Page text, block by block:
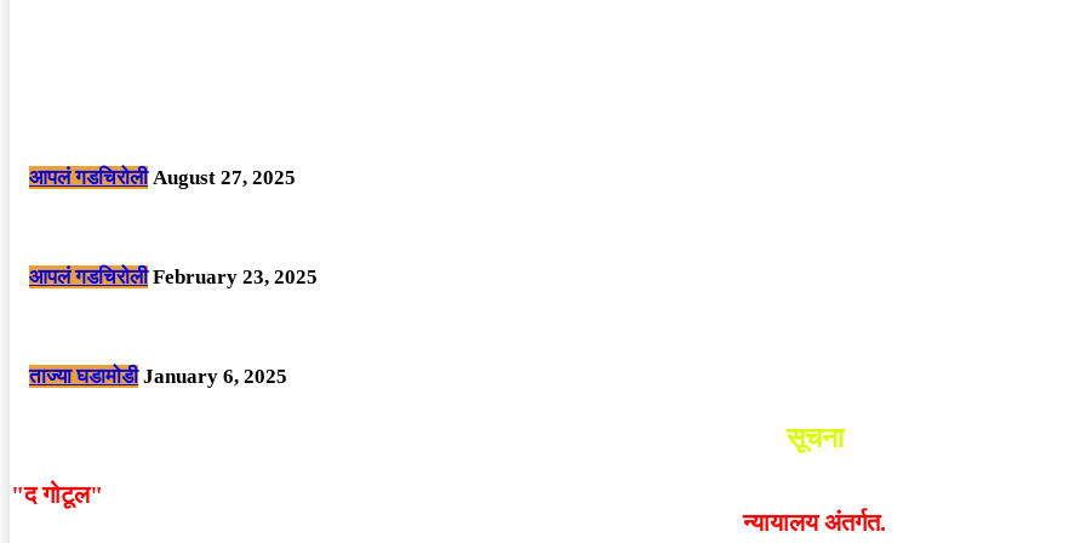
आपलं गडचिरोली August 27, 2025
आपलं गडचिरोली February 23, 2025
ताज्या घडामोडी January 6, 2025
सूचना
"द गोटूल"
न्यायालय अंतर्गत.